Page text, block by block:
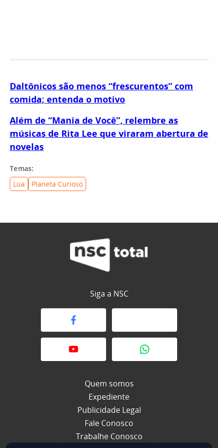
Daltônicos são menos “frescurentos” com
comida; entenda o motivo
Além de “Mania de Você”, relembre as
músicas de Rita Lee que viraram abertura de
novelas
Temas:
Lua
Planeta Curioso
Siga a NSC
Quem somos
Expediente
Publicidade Legal
Fale Conosco
Trabalhe Conosco